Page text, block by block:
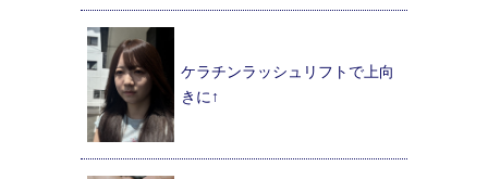
ケラチンラッシュリフトで上向
きに↑